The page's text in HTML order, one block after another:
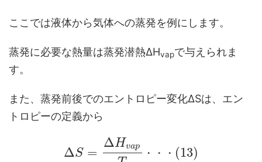
ここでは液体から気体への蒸発を例にします。
蒸発に必要な熱量は蒸発潜熱ΔHvapで与えられま
す。
また、蒸発前後でのエントロピー変化ΔSは、エン
トロピーの定義から
ΔS =
ΔHvap
・ ・ ・ (13)